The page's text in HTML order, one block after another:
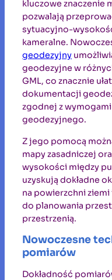
kluczowe znaczenie
pozwalają
sytuacyjno-
kameralne.
geodezyjny
geodezyjne w
GML, co znacznie
dokumentacji
zgodnej z
geodezyjnego.
Z jego pomocą
mapy zasadniczej
wysokości między
uzyskują dokładne
na powierzchni
do planowania
przestrzenią.
Nowoczesne
pomiarów
Dokładność